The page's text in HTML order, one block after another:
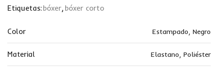
Etiquetas:bóxer, bóxer corto
Color Estampado, Negro
Material Elastano, Poliéster